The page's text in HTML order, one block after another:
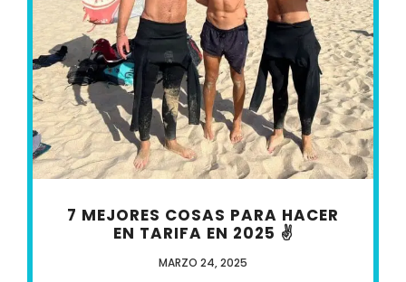
7 MEJORES COSAS PARA HACER
EN TARIFA EN 2025 ✌️
MARZO 24, 2025